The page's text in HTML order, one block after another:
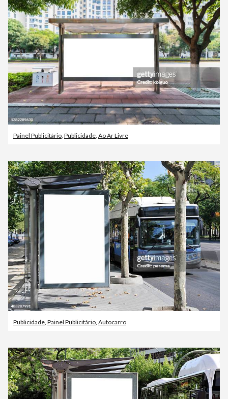
Painel Publicitário, Publicidade, Ao Ar Livre
Publicidade Painel Publicitário Autocarro